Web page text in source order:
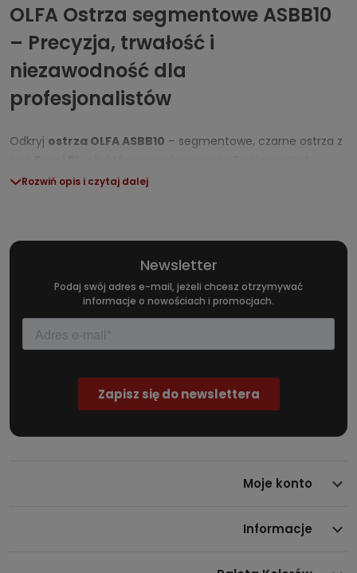
OLFA Ostrza segmentowe ASBB10
– Precyzja, trwałość i
niezawodność dla
profesjonalistów
Odkryj ostrza OLFA ASBB10 – segmentowe, czarne ostrza z
Twardsze, ostrzejsze i niezwykle precyzyjne
motoryzacyjnych. Zyskaj pewność perfekcyjnie wykonanej
pracy z ostrzami, które wyprzedzają standardowe
rozwiązania o kilka kroków!
Ostre jak brzytwa – technologia i
Szerokość ostrza:9 mm – idealna do precyzyjnych,
Grubość:0,38 mm – zapewnia perfekcyjną sztywność,
10 sztuk w wytrzymałym, praktycznym
Rozwiń opis i czytaj dalej
Newsletter
Podaj swój adres e-mail, jeżeli chcesz otrzymywać
informacje o nowościach i promocjach.
Moje konto
Informacje